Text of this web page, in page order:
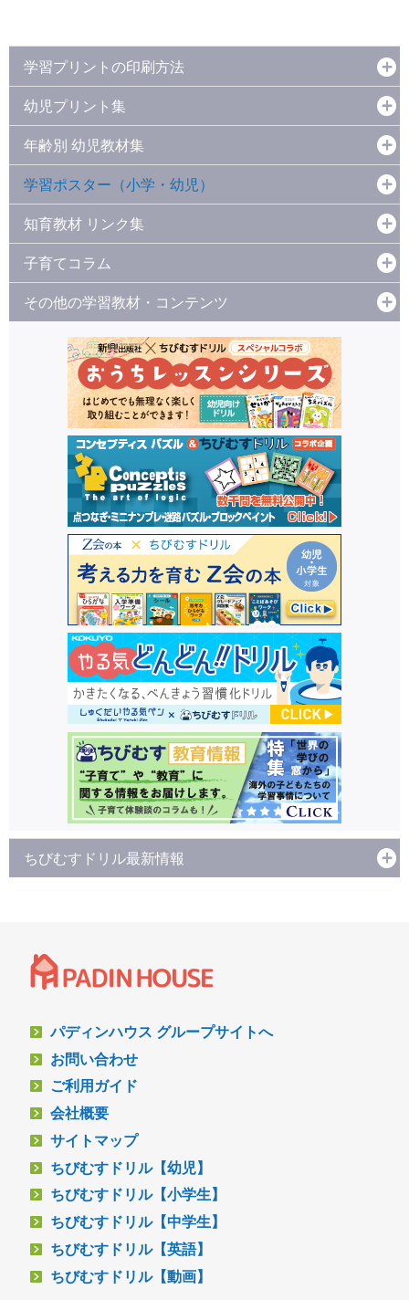
学習プリントの印刷方法
幼児プリント集
年齢別 幼児教材集
学習ポスター（小学・幼児）
知育教材 リンク集
子育てコラム
その他の学習教材・コンテンツ
ちびむすドリル最新情報
パディンハウス グループサイトへ
お問い合わせ
ご利用ガイド
会社概要
サイトマップ
ちびむすドリル【幼児】
ちびむすドリル【小学生】
ちびむすドリル【中学生】
ちびむすドリル【英語】
ちびむすドリル【動画】